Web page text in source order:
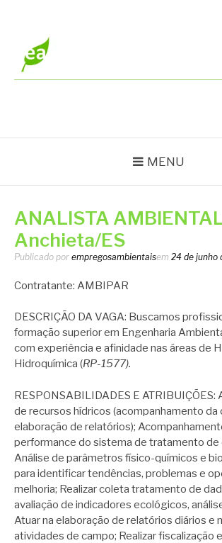
conteúdo
MENU
ANALISTA
Anchieta/ES
Publicado por empregosambientaisem 24 de junho
Contratante: AMBIPAR
DESCRIÇÃO DA VAGA: Buscamos
formação superior em Engenharia
com experiência e afinidade nas áreas de
Hidroquímica (RP-1577).
RESPONSABILIDADES E ATRIBUIÇÕES:
de recursos hídricos (acompanhamento da
elaboração de relatórios);
performance do sistema de tratamento de
Análise de parâmetros físico-químicos e
para identificar tendências, problemas e
melhoria; Realizar coleta tratamento de
avaliação de indicadores ecológicos,
Atuar na elaboração de relatórios diários e
atividades de campo; Realizar fiscalização